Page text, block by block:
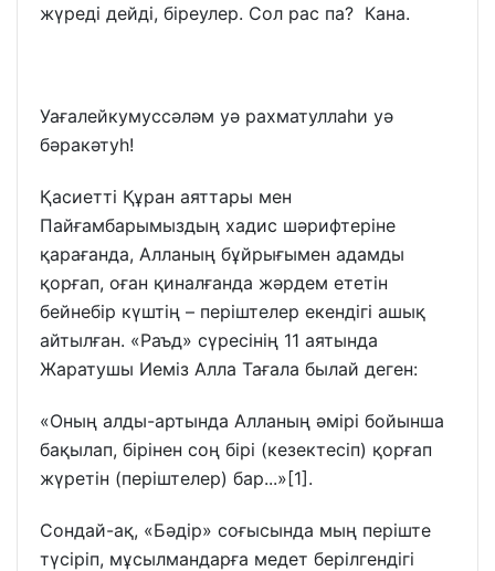
жүреді дейді, біреулер. Сол рас па? Кана.
Уағалейкумуссәләм уә рахматуллаһи уә
бәракәтуһ!
Қасиетті Құран аяттары мен
Пайғамбарымыздың хадис шәрифтеріне
қарағанда, Алланың бұйрығымен адамды
қорғап, оған қиналғанда жәрдем ететін
бейнебір күштің – періштелер екендігі ашық
айтылған. «Раъд» сүресінің 11 аятында
Жаратушы Иеміз Алла Тағала былай деген:
«Оның алды-артында Алланың әмірі бойынша
бақылап, бірінен соң бірі (кезектесіп) қорғап
жүретін (періштелер) бар...»[1].
Сондай-ақ, «Бәдір» соғысында мың періште
түсіріп, мұсылмандарға медет берілгендігі